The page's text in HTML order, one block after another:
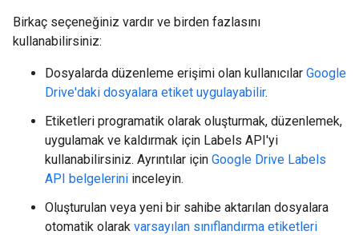
Birkaç seçeneğiniz vardır ve birden fazlasını
kullanabilirsiniz:
Dosyalarda düzenleme erişimi olan kullanıcılar Google
Drive'daki dosyalara etiket uygulayabilir.
Etiketleri programatik olarak oluşturmak, düzenlemek,
uygulamak ve kaldırmak için Labels API'yi
kullanabilirsiniz. Ayrıntılar için Google Drive Labels
API belgelerini inceleyin.
Oluşturulan veya yeni bir sahibe aktarılan dosyalara
otomatik olarak varsayılan sınıflandırma etiketleri